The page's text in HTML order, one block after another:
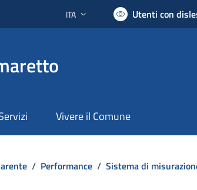
Lingua attiva:
ITA Utenti con
Vivere il Comune
/ Performance / Sistema di